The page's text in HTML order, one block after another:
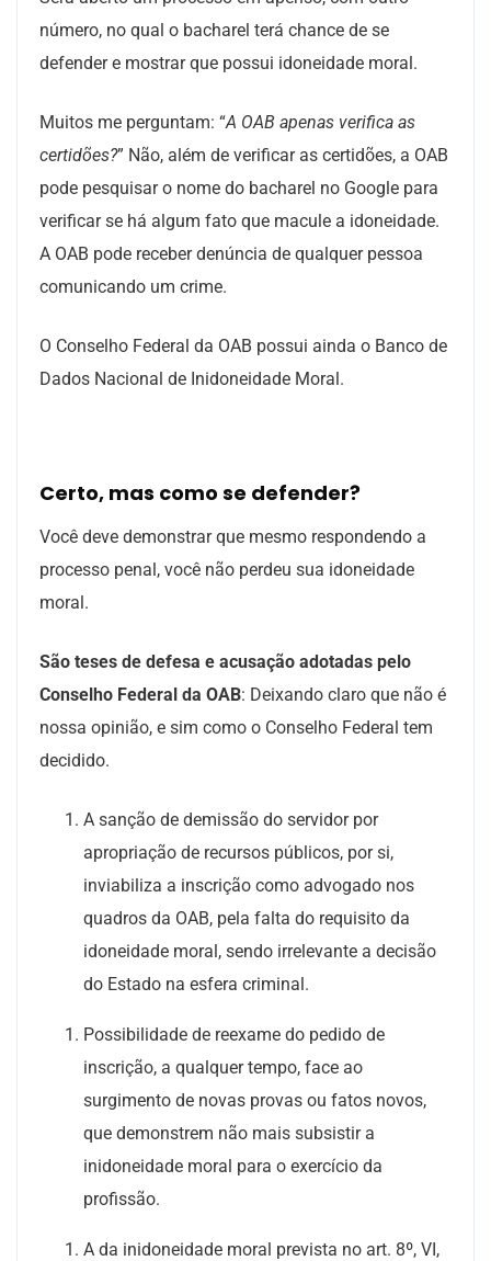
número, no qual o bacharel terá chance de se
defender e mostrar que possui idoneidade moral.
Muitos me perguntam: “A OAB apenas verifica as
certidões?” Não, além de verificar as certidões, a OAB
pode pesquisar o nome do bacharel no Google para
verificar se há algum fato que macule a idoneidade.
A OAB pode receber denúncia de qualquer pessoa
comunicando um crime.
O Conselho Federal da OAB possui ainda o Banco de
Dados Nacional de Inidoneidade Moral.
Certo, mas como se defender?
Você deve demonstrar que mesmo respondendo a
processo penal, você não perdeu sua idoneidade
moral.
São teses de defesa e acusação adotadas pelo
Conselho Federal da OAB: Deixando claro que não é
nossa opinião, e sim como o Conselho Federal tem
decidido.
A sanção de demissão do servidor por
apropriação de recursos públicos, por si,
inviabiliza a inscrição como advogado nos
quadros da OAB, pela falta do requisito da
idoneidade moral, sendo irrelevante a decisão
do Estado na esfera criminal.
Possibilidade de reexame do pedido de
inscrição, a qualquer tempo, face ao
surgimento de novas provas ou fatos novos,
que demonstrem não mais subsistir a
inidoneidade moral para o exercício da
profissão.
A da inidoneidade moral prevista no art. 8º, VI,